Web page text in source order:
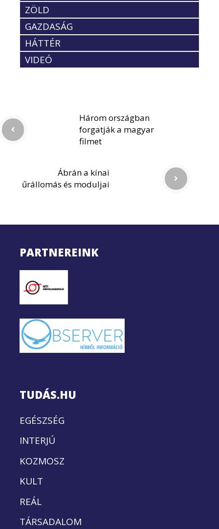
ZÖLD
GAZDASÁG
HÁTTÉR
VIDEÓ
Három országban
forgatják a magyar
filmet
Ábrán a kínai
űrállomás és moduljai
PARTNEREINK
TUDÁS.HU
EGÉSZSÉG
INTERJÚ
KOZMOSZ
KULT
REÁL
TÁRSADALOM